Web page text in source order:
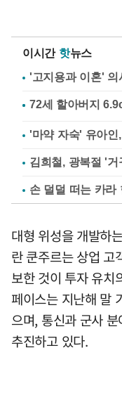
이시간 핫뉴스
'고지용과 이혼' 의
'마약 자숙' 유아인
김희철, 광복절 '
손 덜덜 떠는 카라
대형 위성을 개발하
란 쿤주르는 상업 고
보한 것이 투자 유치
페이스는 지난해 말
으며, 통신과 군사
추진하고 있다.